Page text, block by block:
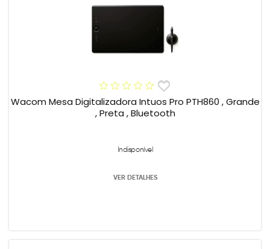
Wacom Mesa Digitalizadora Intuos Pro PTH860 , Grande
, Preta , Bluetooth
Indisponível
VER DETALHES